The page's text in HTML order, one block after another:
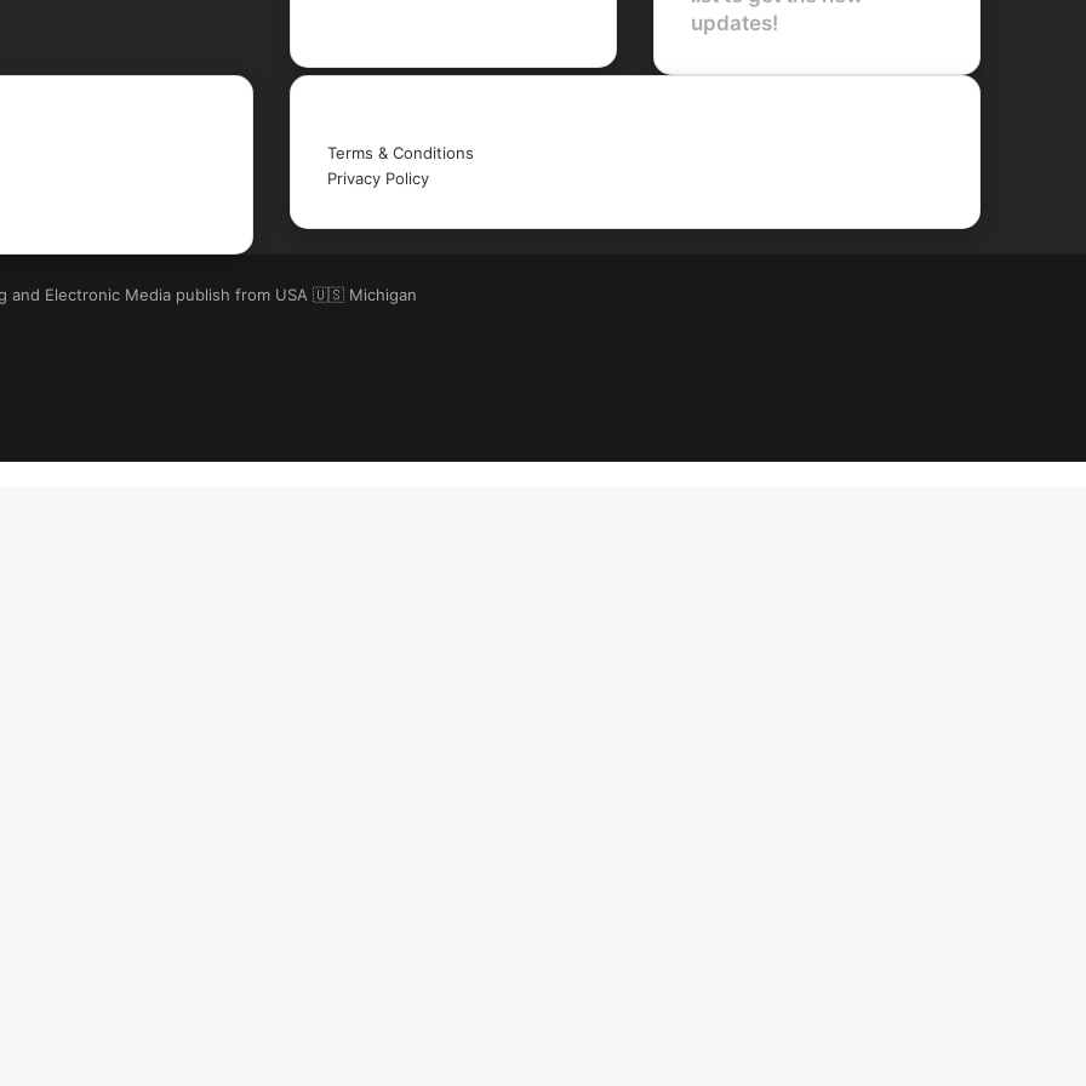
updates!
Terms & Conditions
Privacy Policy
and Electronic Media publish from USA 🇺🇸 Michigan